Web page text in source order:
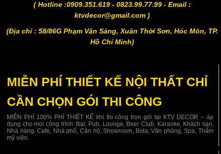
( Hotline :0909.351.619 - 0823.99.77.99 - Email :
ktvdecor@gmail.com )
(Địa chỉ : 58/86G Phạm Văn Sáng, Xuân Thới Sơn, Hóc Môn, TP.
Hồ Chí Minh)
MIỄN PHÍ THIẾT KẾ NỘI THẤT CHỈ
CẦN CHỌN GÓI THI CÔNG
MIỄN PHÍ 100% PHÍ THIẾT KẾ khi thi công trọn gói tại KTV DECOR – áp
dụng cho mọi công trình: Bar, Pub, Lounge, Beer Club, Karaoke, Khách sạn,
Nhà hàng, Cafe, Nhà phố, Căn hộ, Showroom, Bida, Văn phòng, Spa, Thẩm
mỹ viện.